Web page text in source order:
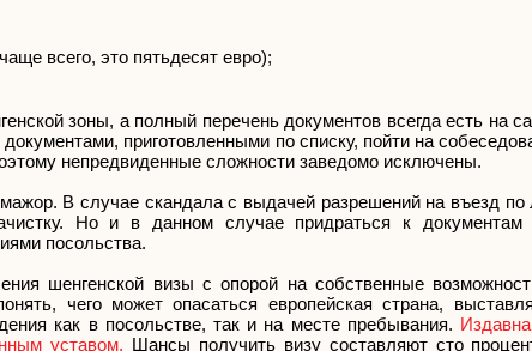
всего, это пятьдесят евро);
зоны, а полный перечень документов всегда есть на
приготовленными по списку, пойти на
непредвиденные сложности заведомо исключены.
В случае скандала с выдачей разрешений на въезд
Но и в данном случае придраться к
посольства.
шенгенской визы с опорой на собственные
чего может опасаться европейская страна,
как в посольстве, так и на месте пребывания.
уставом. Шансы получить визу составляют сто